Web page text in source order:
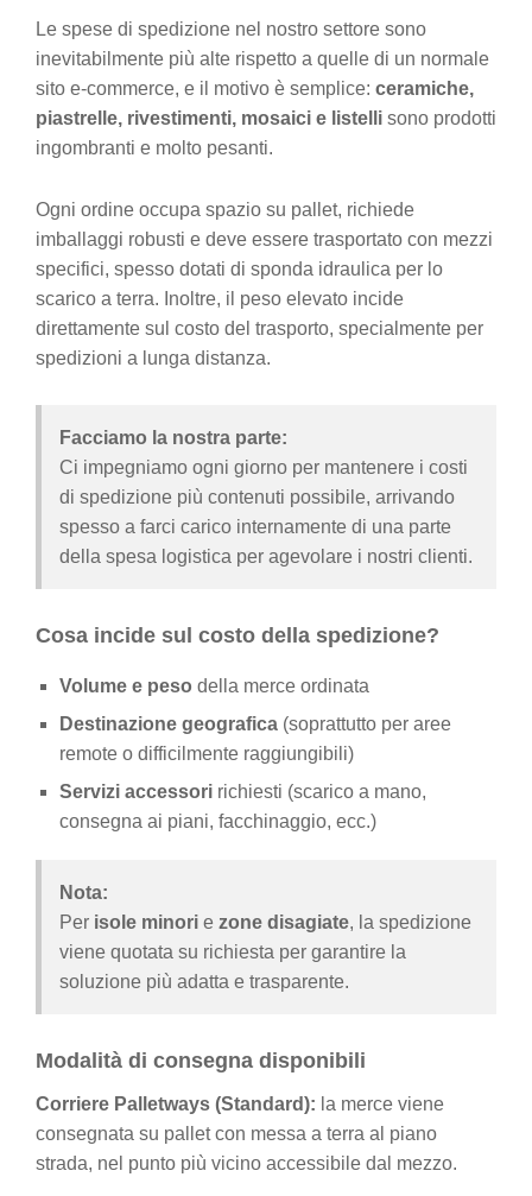
Le spese di spedizione nel nostro settore sono
inevitabilmente più alte rispetto a quelle di un normale
sito e-commerce, e il motivo è semplice: ceramiche,
piastrelle, rivestimenti, mosaici e listelli sono prodotti
ingombranti e molto pesanti.
Ogni ordine occupa spazio su pallet, richiede
imballaggi robusti e deve essere trasportato con mezzi
specifici, spesso dotati di sponda idraulica per lo
scarico a terra. Inoltre, il peso elevato incide
direttamente sul costo del trasporto, specialmente per
spedizioni a lunga distanza.
Facciamo la nostra parte:
Ci impegniamo ogni giorno per mantenere i costi
di spedizione più contenuti possibile, arrivando
spesso a farci carico internamente di una parte
della spesa logistica per agevolare i nostri clienti.
Cosa incide sul costo della spedizione?
Volume e peso della merce ordinata
Destinazione geografica (soprattutto per aree
remote o difficilmente raggiungibili)
Servizi accessori richiesti (scarico a mano,
consegna ai piani, facchinaggio, ecc.)
Nota:
Per isole minori e zone disagiate, la spedizione
viene quotata su richiesta per garantire la
soluzione più adatta e trasparente.
Modalità di consegna disponibili
Corriere Palletways (Standard): la merce viene
consegnata su pallet con messa a terra al piano
strada, nel punto più vicino accessibile dal mezzo.